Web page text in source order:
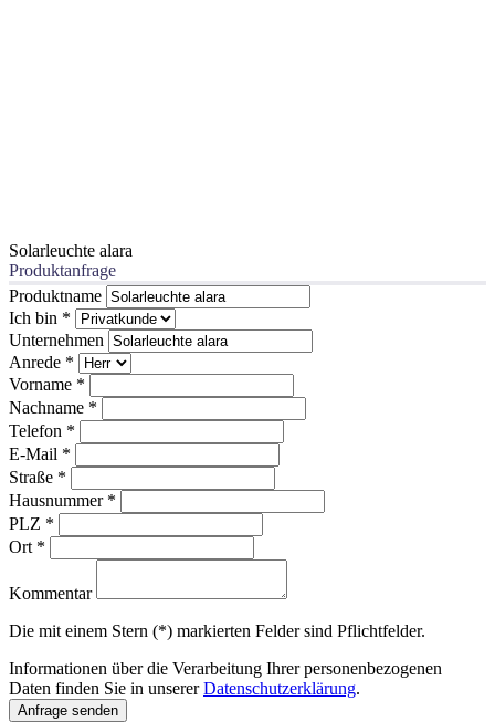
Solarleuchte alara
Produktanfrage
Produktname
Ich bin *
Unternehmen
Anrede *
Vorname *
Nachname *
Telefon *
E-Mail *
Straße *
Hausnummer *
PLZ *
Ort *
Kommentar
Die mit einem Stern (*) markierten Felder sind Pflichtfelder.
Informationen über die Verarbeitung Ihrer personenbezogenen
Daten finden Sie in unsererDatenschutzerklärung.
Anfrage senden